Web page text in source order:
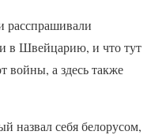
расспрашивали
в Швейцарию, и что тут
войны, а здесь также
назвал себя белорусом,